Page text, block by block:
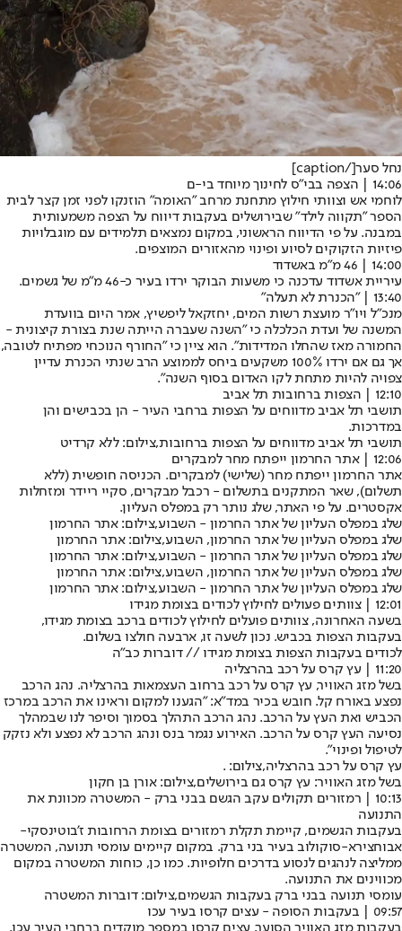
נחל סער[/caption]
14:06 | הצפה בבי"ס לחינוך מיוחד בי-ם
לוחמי אש וצוותי חילוץ מתחנת מרחב "האומה" הוזנקו לפני זמן קצר לבית
הספר "תקווה לילד" שבירושלים בעקבות דיווח על הצפה משמעותית
במבנה. ​על פי הדיווח הראשוני, במקום נמצאים תלמידים עם מוגבלויות
פיזיות הזקוקים לסיוע ופינוי מהאזורים המוצפים.
14:00 | 46 מ"מ באשדוד
עיריית אשדוד עדכנה כי משעות הבוקר ירדו בעיר כ-46 מ"מ של גשמים.
13:40 | "הכנרת לא תעלה"
מנכ"ל ויו"ר מועצת רשות המים, יחזקאל ליפשיץ, אמר היום בוועדת
המשנה של ועדת הכלכלה כי "השנה שעברה הייתה שנת בצורת קיצונית -
החמורה מאז שהחלו המדידות". הוא ציין כי "החורף הנוכחי מפתיח לטובה,
אך גם אם ירדו 100% משקעים ביחס לממוצע הרב שנתי הכנרת עדיין
צפויה להיות מתחת לקו האדום בסוף השנה".
12:10 | הצפות ברחובות תל אביב
תושבי תל אביב מדווחים על הצפות ברחבי העיר - הן בכבישים והן
במדרכות.
תושבי תל אביב מדווחים על הצפות ברחובות,צילום: ללא קרדיט
12:06 | אתר החרמון ייפתח מחר למבקרים
אתר החרמון ייפתח מחר (שלישי) למבקרים. הכניסה חופשית (ללא
תשלום), שאר המתקנים בתשלום - רכבל מבקרים, סקיי ריידר ומזחלות
אקסטרים. על פי האתר, שלג נותר רק במפלס העליון.
שלג במפלס העליון של אתר החרמון - השבוע,צילום: אתר החרמון
שלג במפלס העליון של אתר החרמון, השבוע,צילום: אתר החרמון
שלג במפלס העליון של אתר החרמון - השבוע,צילום: אתר החרמון
שלג במפלס העליון של אתר החרמון, השבוע,צילום: אתר החרמון
שלג במפלס העליון של אתר החרמון - השבוע,צילום: אתר החרמון
12:01 | צוותים פעולים לחילוץ לכודים בצומת מגידו
בשעה האחרונה, צוותים פועלים לחילוץ לכודים ברכב בצומת מגידו,
בעקבות הצפות בכביש. נכון לשעה זו, ארבעה חולצו בשלום.
לכודים בעקבות הצפות בצומת מגידו // דוברות כב"ה
11:20 | עץ קרס על רכב בהרצליה
בשל מזג האוויר, עץ קרס על רכב ברחוב העצמאות בהרצליה. נהג הרכב
נפצע באורח קל. חובש בכיר במד"א: "הגענו למקום וראינו את הרכב במרכז
הכביש ואת העץ על הרכב. נהג הרכב התהלך בסמוך וסיפר לנו שבמהלך
נסיעה העץ קרס על הרכב. האירוע נגמר בנס ונהג הרכב לא נפצע ולא נזקק
לטיפול ופינוי".
עץ קרס על רכב בהרצליה,צילום: .
בשל מזג האוויר: עץ קרס גם בירושלים,צילום: אורן בן חקון
10:13 | רמזורים תקולים עקב הגשם בבני ברק - המשטרה מכוונת את
התנועה
בעקבות הגשמים, קיימת תקלת רמזורים בצומת הרחובות ז'בוטינסקי-
אבוחצירא-סוקולוב בעיר בני ברק. במקום קיימים עומסי תנועה, המשטרה
ממליצה לנהגים לנסוע בדרכים חלופיות. כמו כן, כוחות המשטרה במקום
מכווינים את התנועה.
עומסי תנועה בבני ברק בעקבות הגשמים,צילום: דוברות המשטרה
09:57 | בעקבות הסופה - עצים קרסו בעיר עכו
בעקבות מזג האוויר הסוער, עצים קרסו במספר מוקדים ברחבי העיר עכו.